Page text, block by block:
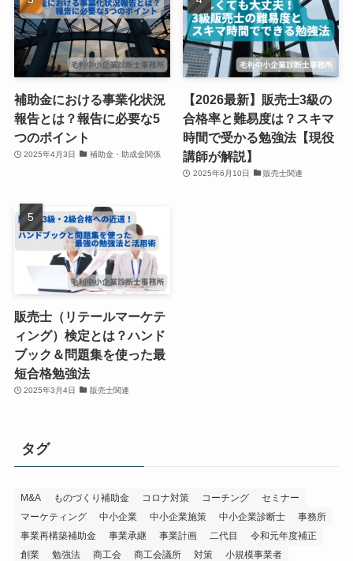
補助金における事業化状況
報告とは？報告に必要な5
つのポイント
2025年4月3日 補助金・助成金関係
【2026最新】販売士3級の
合格率と難易度は？スキマ
時間で受かる勉強法【現役
講師が解説】
2025年6月10日 販売士関連
販売士（リテールマーケテ
ィング）検定とは？ハンド
ブック＆問題集を使った最
短合格勉強法
2025年3月4日 販売士関連
タグ
M&A ものづくり補助金 コロナ対策 コーチング
セミナー
マーケティング
中小企業 中小企業施策 中小企業診断士
事務所
事業再構築補助金
事業承継 事業計画 二代目
令和元年度補正
創業
勉強法 商工会 商工会議所 対策
小規模事業者